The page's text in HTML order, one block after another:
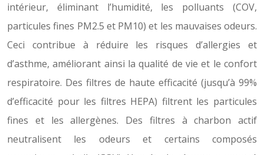
intérieur, éliminant l’humidité, les polluants (COV,
particules fines PM2.5 et PM10) et les mauvaises odeurs.
Ceci contribue à réduire les risques d’allergies et
d’asthme, améliorant ainsi la qualité de vie et le confort
respiratoire. Des filtres de haute efficacité (jusqu’à 99%
d’efficacité pour les filtres HEPA) filtrent les particules
fines et les allergènes. Des filtres à charbon actif
neutralisent les odeurs et certains composés